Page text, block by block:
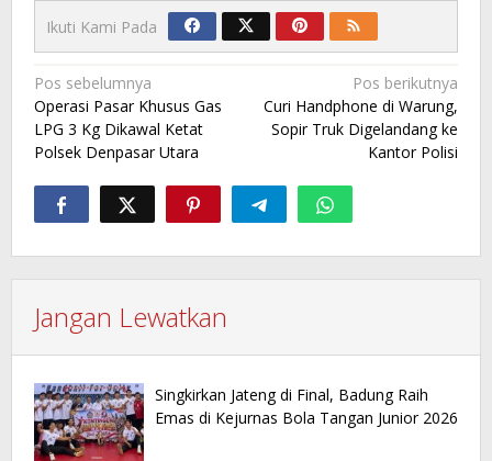
Ikuti Kami Pada
Navigasi
pos
Pos sebelumnya
Operasi Pasar Khusus Gas
LPG 3 Kg Dikawal Ketat
Polsek Denpasar Utara
Pos berikutnya
Curi Handphone di Warung,
Sopir Truk Digelandang ke
Kantor Polisi
Jangan Lewatkan
Singkirkan Jateng di Final, Badung Raih
Emas di Kejurnas Bola Tangan Junior 2026